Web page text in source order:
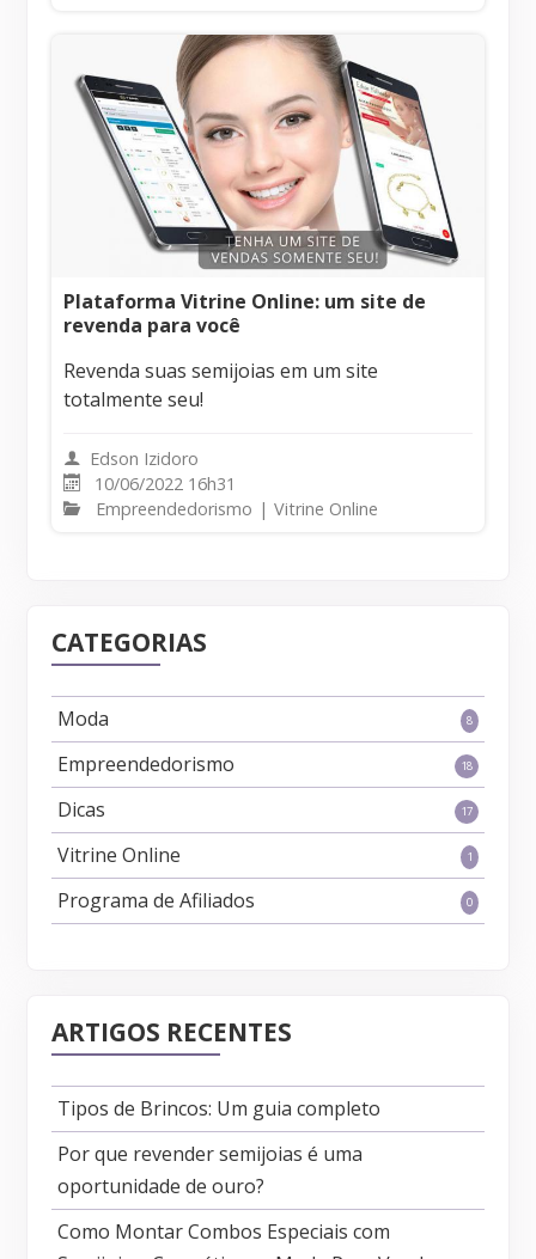
Plataforma Vitrine Online: um site de
revenda para você
Revenda suas semijoias em um site
totalmente seu!
Edson Izidoro
10/06/2022 16h31
Empreendedorismo | Vitrine Online
CATEGORIAS
Moda 8
Empreendedorismo 18
Dicas 17
Vitrine Online 1
Programa de Afiliados 0
ARTIGOS RECENTES
Tipos de Brincos: Um guia completo
Por que revender semijoias é uma
oportunidade de ouro?
Como Montar Combos Especiais com